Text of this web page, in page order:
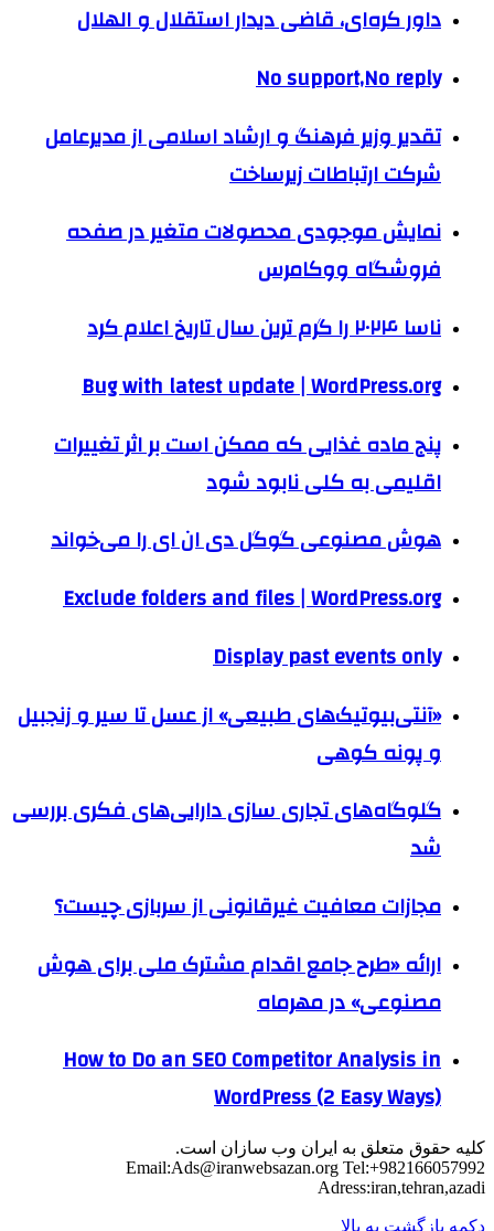
داور کره‌ای، قاضی دیدار استقلال و الهلال
No support,No reply
تقدیر وزیر فرهنگ و ارشاد اسلامی از مدیرعامل
شرکت ارتباطات زیرساخت
نمایش موجودی محصولات متغیر در صفحه
فروشگاه ووکامرس
ناسا ۲۰۲۴ را گرم ترین سال تاریخ اعلام کرد
Bug with latest update | WordPress.org
پنج ماده غذایی که ممکن است بر اثر تغییرات
اقلیمی به کلی نابود شود
هوش مصنوعی گوگل دی ان ای را می‌خواند
Exclude folders and files | WordPress.org
Display past events only
«آنتی‌بیوتیک‌های طبیعی» از عسل تا سیر و زنجبیل
و پونه کوهی
گلوگاه‌های تجاری سازی دارایی‌های فکری بررسی
شد
مجازات معافیت غیرقانونی از سربازی چیست؟
ارائه «طرح جامع اقدام مشترک ملی برای هوش
مصنوعی» در مهرماه
How to Do an SEO Competitor Analysis in
WordPress (2 Easy Ways)
کلیه حقوق متعلق به ایران وب سازان است.
Email:Ads@iranwebsazan.org Tel:+982166057992
Adress:iran,tehran,azadi
دکمه بازگشت به بالا